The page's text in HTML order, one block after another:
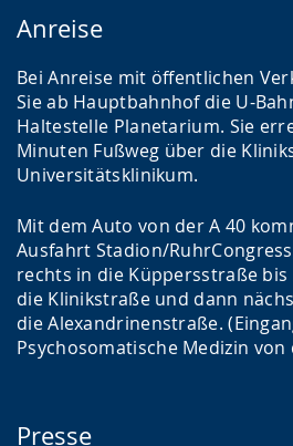
Anreise
Bei Anreise mit öffentlichen
Sie ab Hauptbahnhof die U-
Haltestelle Planetarium. Sie
Minuten Fußweg über die
Universitätsklinikum.
Mit dem Auto von der A 40
Ausfahrt Stadion/
rechts in die Küppersstraße bis
die Klinikstraße und dann
die Alexandrinenstraße.
Psychosomatische Medizin
Presse